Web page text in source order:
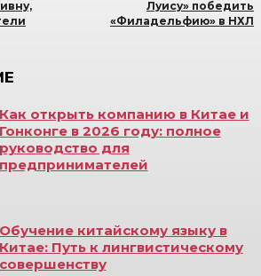
Луису» победить
«Филадельфию» в НХЛ
Как открыть компанию в Китае и
Гонконге в 2026 году: полное
руководство для
предпринимателей
Обучение китайскому языку в
Китае: Путь к лингвистическому
совершенству